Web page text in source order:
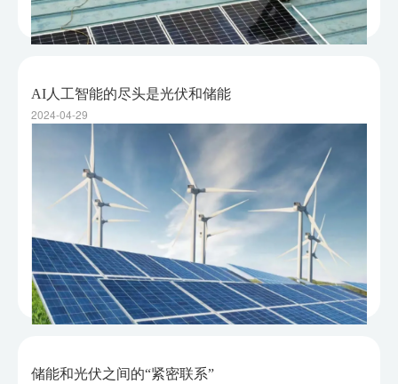
AI人工智能的尽头是光伏和储能
2024-04-29
储能和光伏之间的“紧密联系”